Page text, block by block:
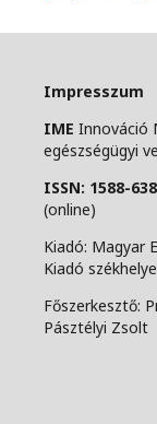
Impresszum
IME Innováció
egészségügyi
ISSN: 1588-
(online)
Kiadó: Magyar
Kiadó
Főszerkesztő:
Pásztélyi Zsolt